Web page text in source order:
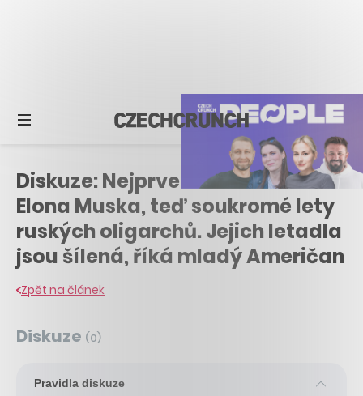
Diskuze: Nejprve monitoroval
Elona Muska, teď soukromé lety
ruských oligarchů. Jejich letadla
jsou šílená, říká mladý Američan
Zpět na článek
Diskuze (0)
Pravidla diskuze